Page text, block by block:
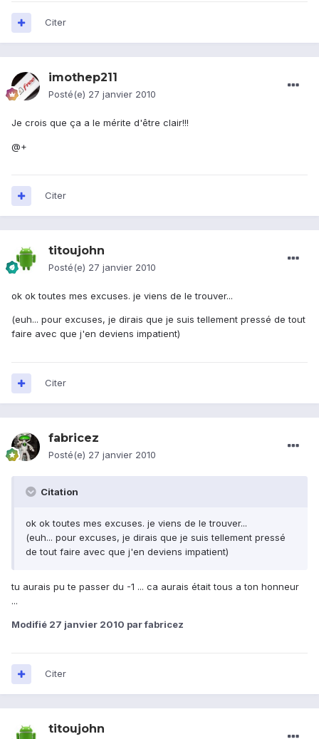
Citer
imothep211
Posté(e) 27 janvier 2010
Je crois que ça a le mérite d'être clair!!!
@+
Citer
titoujohn
Posté(e) 27 janvier 2010
ok ok toutes mes excuses. je viens de le trouver...
(euh... pour excuses, je dirais que je suis tellement pressé de tout
faire avec que j'en deviens impatient)
Citer
fabricez
Posté(e) 27 janvier 2010
Citation
ok ok toutes mes excuses. je viens de le trouver...
(euh... pour excuses, je dirais que je suis tellement pressé
de tout faire avec que j'en deviens impatient)
tu aurais pu te passer du -1 ... ca aurais était tous a ton honneur
...
Modifié 27 janvier 2010 par fabricez
Citer
titoujohn